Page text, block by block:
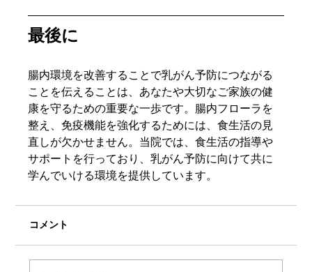
最後に
腸内環境を改善することで乳がん予防につながる
ことを伝えることは、あなたや大切なご家族の健
康を守るための重要な一歩です。腸内フローラを
整え、免疫機能を強化するためには、食生活の見
直しが欠かせません。当院では、食生活の指導や
サポートを行っており、乳がん予防に向けて共に
学んでいける環境を提供しています。
コメント